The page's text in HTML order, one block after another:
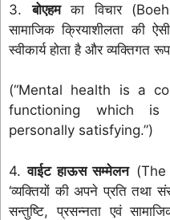
3.बोएहमका विचार
सामाजिक क्रियाशीलता की
स्वीकार्य होता है और व्यक्तिगत
(“Mental health is a
functioning which is
personally satisfying.”)
4.वाईट हाऊस सम्मेलन(The
‘व्यक्तियों की अपने प्रति तथा
सन्तुष्टि, प्रसन्नता एवं